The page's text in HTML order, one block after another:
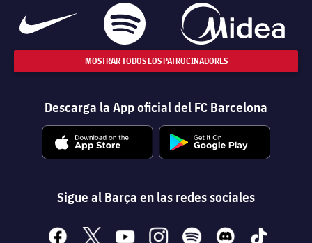
MOSTRAR TODOS LOS PATROCINADORES
Descarga la App oficial del FC Barcelona
Sigue al Barça en las redes sociales
facebook
x youtubeinstagramspotify discord tiktok